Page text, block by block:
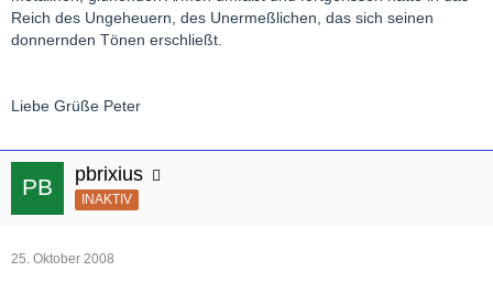
Reich des Ungeheuern, des Unermeßlichen, das sich seinen
donnernden Tönen erschließt.
Liebe Grüße Peter
pbrixius
INAKTIV
25. Oktober 2008